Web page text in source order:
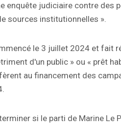
enquête judiciaire contre des
sources institutionnelles ».
le 3 juillet 2024 et fait
d'un public » ou « prêt
au financement des
si le parti de Marine Le